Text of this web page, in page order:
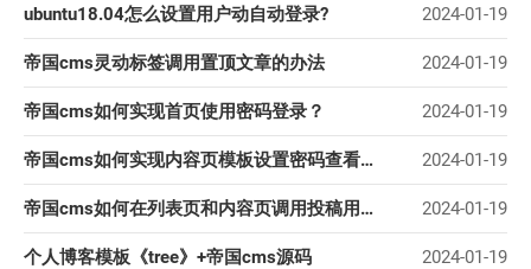
ubuntu18.04怎么设置用户动自动登录? 2024-01-19
帝国cms灵动标签调用置顶文章的办法 2024-01-19
帝国cms如何实现首页使用密码登录？ 2024-01-19
帝国cms如何实现内容页模板设置密码查看内容？ 2024-01-19
帝国cms如何在列表页和内容页调用投稿用户的头像？ 2024-01-19
个人博客模板《tree》+帝国cms源码 2024-01-19